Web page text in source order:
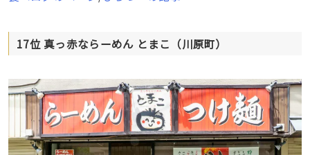
17位 真っ赤ならーめん とまこ（川原町）